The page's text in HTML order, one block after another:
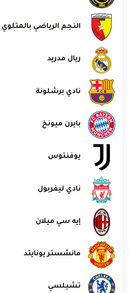
النجم الرياضي بالمتلوي
ريال مدريد
نادي برشلونة
بايرن ميونخ
يوفنتوس
نادي ليفربول
إيه سي ميلان
مانشستر يونايتد
تشيلسي